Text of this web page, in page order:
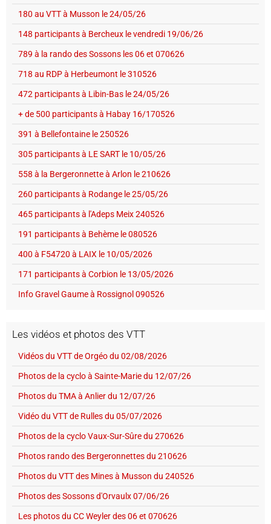
180 au VTT à Musson le 24/05/26
148 participants à Bercheux le vendredi 19/06/26
789 à la rando des Sossons les 06 et 070626
718 au RDP à Herbeumont le 310526
472 participants à Libin-Bas le 24/05/26
+ de 500 participants à Habay 16/170526
391 à Bellefontaine le 250526
305 participants à LE SART le 10/05/26
558 à la Bergeronnette à Arlon le 210626
260 participants à Rodange le 25/05/26
465 participants à l'Adeps Meix 240526
191 participants à Behème le 080526
400 à F54720 à LAIX le 10/05/2026
171 participants à Corbion le 13/05/2026
Info Gravel Gaume à Rossignol 090526
Les vidéos et photos des VTT
Vidéos du VTT de Orgéo du 02/08/2026
Photos de la cyclo à Sainte-Marie du 12/07/26
Photos du TMA à Anlier du 12/07/26
Vidéo du VTT de Rulles du 05/07/2026
Photos de la cyclo Vaux-Sur-Sûre du 270626
Photos rando des Bergeronnettes du 210626
Photos du VTT des Mines à Musson du 240526
Photos des Sossons d'Orvaulx 07/06/26
Les photos du CC Weyler des 06 et 070626